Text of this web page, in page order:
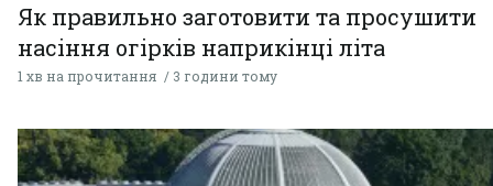
Як правильно заготовити та просушити
насіння огірків наприкінці літа
1 хв на прочитання 3 години тому